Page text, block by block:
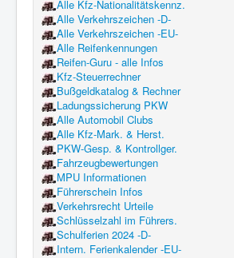
Alle Kfz-Nationalitätskennz.
Alle Verkehrszeichen -D-
Alle Verkehrszeichen -EU-
Alle Reifenkennungen
Reifen-Guru - alle Infos
Kfz-Steuerrechner
Bußgeldkatalog & Rechner
Ladungssicherung PKW
Alle Automobil Clubs
Alle Kfz-Mark. & Herst.
PKW-Gesp. & Kontrollger.
Fahrzeugbewertungen
MPU Informationen
Führerschein Infos
Verkehrsrecht Urteile
Schlüsselzahl im Führers.
Schulferien 2024 -D-
Intern. Ferienkalender -EU-